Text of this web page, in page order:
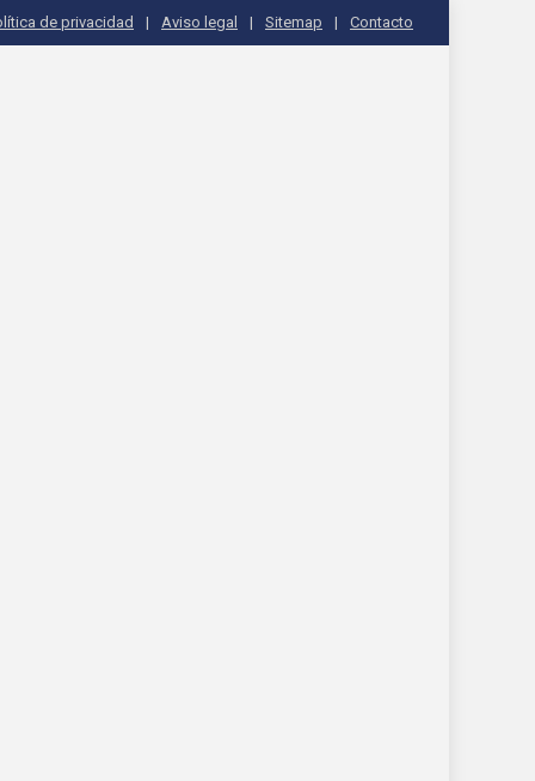
de privacidad Aviso legal Sitemap Contacto